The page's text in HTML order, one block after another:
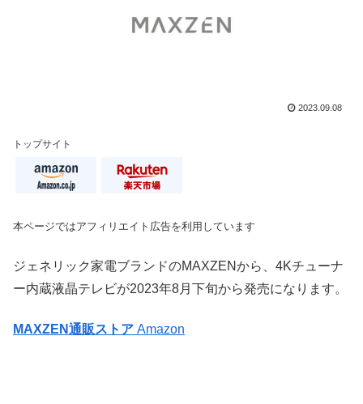
2023.09.08
トップサイト
本ページではアフィリエイト広告を利用しています
ジェネリック家電ブランドのMAXZENから、4Kチューナ
ー内蔵液晶テレビが2023年8月下旬から発売になります。
MAXZEN通販ストア Amazon